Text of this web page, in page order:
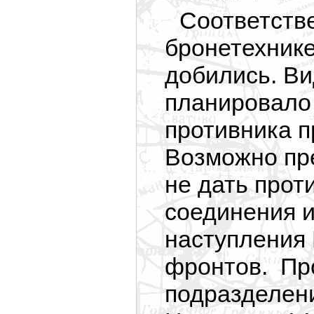
добились.
противника
Возможно
не дать
соединения
наступления
фронтов.